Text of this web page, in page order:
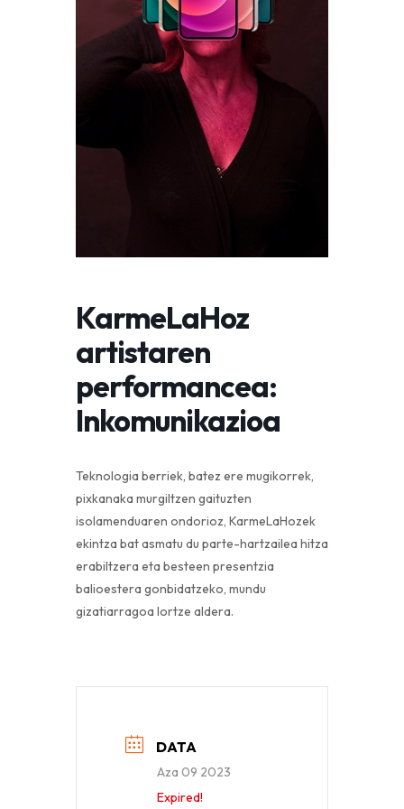
KarmeLaHoz
artistaren
performancea:
Inkomunikazioa
Teknologia berriek, batez ere mugikorrek,
pixkanaka murgiltzen gaituzten
isolamenduaren ondorioz, KarmeLaHozek
ekintza bat asmatu du parte-hartzailea hitza
erabiltzera eta besteen presentzia
balioestera gonbidatzeko, mundu
gizatiarragoa lortze aldera.
DATA
Aza 09 2023
Expired!